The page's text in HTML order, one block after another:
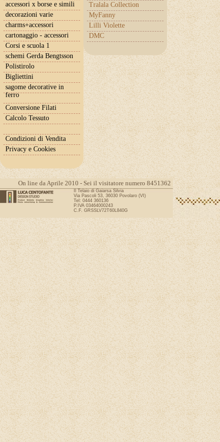
Tralala Collection
MyFanny
Lilli Violette
DMC
accessori x borse e simili
decorazioni varie
charms+accessori
cartonaggio - accessori
Corsi e scuola 1
schemi Gerda Bengtsson
Polistirolo
Bigliettini
sagome decorative in
ferro
Conversione Filati
Calcolo Tessuto
Condizioni di Vendita
Privacy e Cookies
On line da Aprile 2010 - Sei il visitatore numero 8451362
Il Telaio di Gaiarsa Silvia
Via Pascoli 53, 36030 Povolaro (VI)
Tel: 0444 360136
P.IVA 03464000243
C.F. GRSSLV72T60L840G